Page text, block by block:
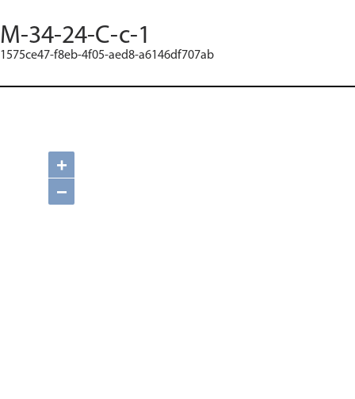
M-34-24-C-c-1
1575ce47-f8eb-4f05-aed8-a6146df707ab
+
−